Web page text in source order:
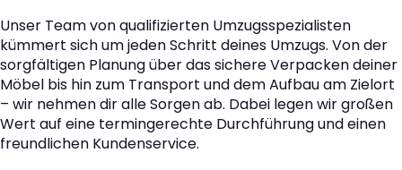
Unser Team von qualifizierten Umzugsspezialisten
kümmert sich um jeden Schritt deines Umzugs. Von der
sorgfältigen Planung über das sichere Verpacken deiner
Möbel bis hin zum Transport und dem Aufbau am Zielort
– wir nehmen dir alle Sorgen ab. Dabei legen wir großen
Wert auf eine termingerechte Durchführung und einen
freundlichen Kundenservice.